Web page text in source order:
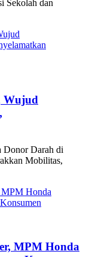
Sekolah dan
Wujud
Donor Darah di
Mobilitas,
MPM Honda